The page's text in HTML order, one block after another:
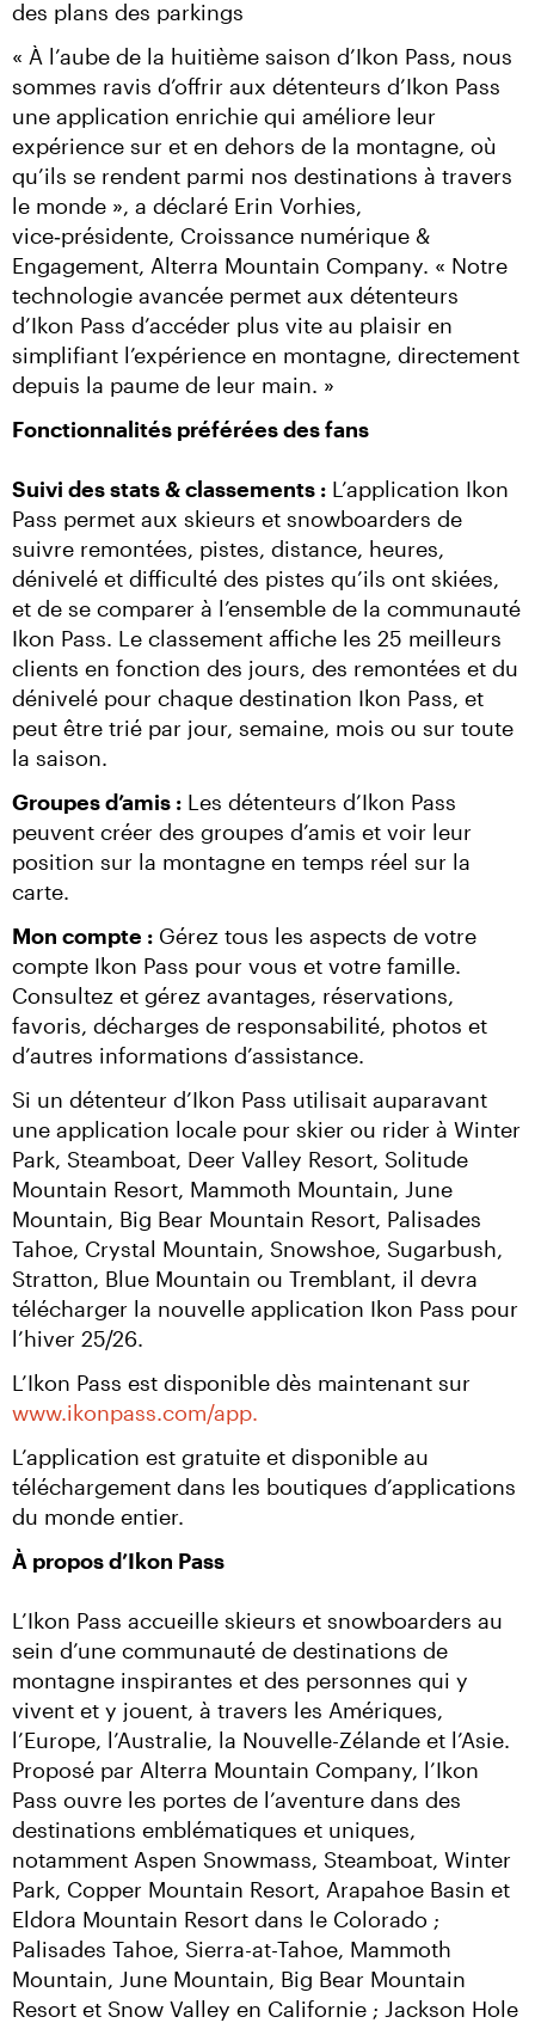
des plans des parkings
« À l’aube de la huitième saison d’Ikon Pass, nous
sommes ravis d’offrir aux détenteurs d’Ikon Pass
une application enrichie qui améliore leur
expérience sur et en dehors de la montagne, où
qu’ils se rendent parmi nos destinations à travers
le monde », a déclaré Erin Vorhies,
vice‑présidente, Croissance numérique &
Engagement, Alterra Mountain Company. « Notre
technologie avancée permet aux détenteurs
d’Ikon Pass d’accéder plus vite au plaisir en
simplifiant l’expérience en montagne, directement
depuis la paume de leur main. »
Fonctionnalités préférées des fans
Suivi des stats & classements : L’application Ikon
Pass permet aux skieurs et snowboarders de
suivre remontées, pistes, distance, heures,
dénivelé et difficulté des pistes qu’ils ont skiées,
et de se comparer à l’ensemble de la communauté
Ikon Pass. Le classement affiche les 25 meilleurs
clients en fonction des jours, des remontées et du
dénivelé pour chaque destination Ikon Pass, et
peut être trié par jour, semaine, mois ou sur toute
la saison.
Groupes d’amis : Les détenteurs d’Ikon Pass
peuvent créer des groupes d’amis et voir leur
position sur la montagne en temps réel sur la
carte.
Mon compte : Gérez tous les aspects de votre
compte Ikon Pass pour vous et votre famille.
Consultez et gérez avantages, réservations,
favoris, décharges de responsabilité, photos et
d’autres informations d’assistance.
Si un détenteur d’Ikon Pass utilisait auparavant
une application locale pour skier ou rider à Winter
Park, Steamboat, Deer Valley Resort, Solitude
Mountain Resort, Mammoth Mountain, June
Mountain, Big Bear Mountain Resort, Palisades
Tahoe, Crystal Mountain, Snowshoe, Sugarbush,
Stratton, Blue Mountain ou Tremblant, il devra
télécharger la nouvelle application Ikon Pass pour
l’hiver 25/26.
www.ikonpass.com/app.
L’application est gratuite et disponible au
téléchargement dans les boutiques d’applications
du monde entier.
À propos d’Ikon Pass
L’Ikon Pass accueille skieurs et snowboarders au
sein d’une communauté de destinations de
montagne inspirantes et des personnes qui y
vivent et y jouent, à travers les Amériques,
l’Europe, l’Australie, la Nouvelle-Zélande et l’Asie.
Proposé par Alterra Mountain Company, l’Ikon
Pass ouvre les portes de l’aventure dans des
destinations emblématiques et uniques,
notamment Aspen Snowmass, Steamboat, Winter
Park, Copper Mountain Resort, Arapahoe Basin et
Eldora Mountain Resort dans le Colorado ;
Palisades Tahoe, Sierra-at-Tahoe, Mammoth
Mountain, June Mountain, Big Bear Mountain
Resort et Snow Valley en Californie ; Jackson Hole